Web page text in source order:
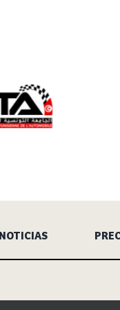
NOTICIAS